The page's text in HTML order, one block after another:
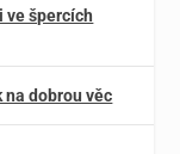
ve špercích
na dobrou věc